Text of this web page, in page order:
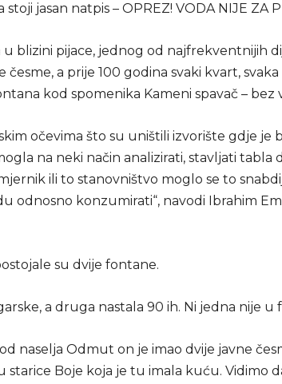
jasan natpis – OPREZ! VODA NIJE ZA
u blizini pijace, jednog od najfrekventnijih
česme, a prije 100 godina svaki kvart,
kod spomenika Kameni spavač – bez
očevima što su uništili izvorište gdje je
na neki način analizirati, stavljati tabla
ili to stanovništvo moglo se to
odnosno konzumirati“, navodi Ibrahim
su dvije fontane.
a druga nastala 90 ih. Ni jedna nije u
naselja Odmut on je imao dvije javne
starice Boje koja je tu imala kuću. Vidimo